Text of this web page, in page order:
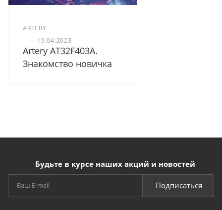
ARTERY
— 19.04.2023
Artery AT32F403A.
Знакомство новичка
Будьте в курсе наших акций и новостей
Подписаться